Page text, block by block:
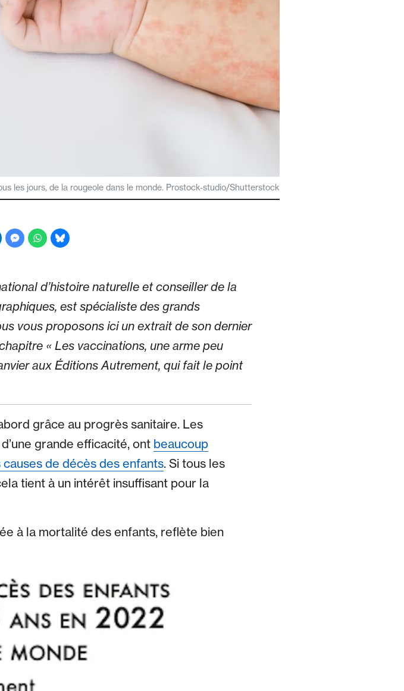
les jours, de la rougeole dans le monde. Prostock-studio/Shutterstock
d’histoire naturelle et conseiller de la
est spécialiste des grands
vous proposons ici un extrait de son dernier
« Les vaccinations, une arme peu
aux Éditions Autrement, qui fait le point
grâce au progrès sanitaire. Les
grande efficacité, ont beaucoup
de décès des enfants. Si tous les
tient à un intérêt insuffisant pour la
à la mortalité des enfants, reflète bien